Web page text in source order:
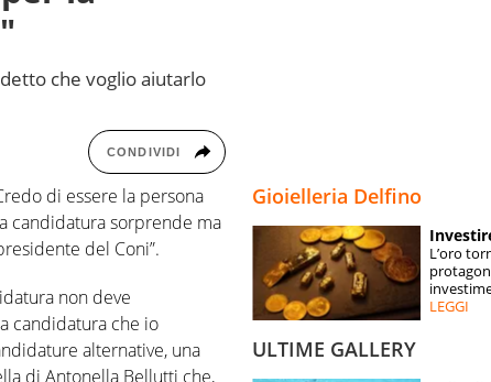
SPECIALI
ESPERTI
che voglio aiutarlo
CONDIVIDI
di essere la persona
candidatura sorprende ma
del Coni”.
non deve
candidatura che io
alternative, una
di Antonella Bellutti che,
Gioielleria Delfino
L’oro
LEGGI
ULTIME GALLERY